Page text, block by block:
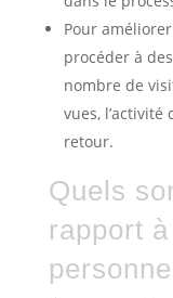
Pour
procéder à
nombre de
vues,
retour.
Quels
rapport